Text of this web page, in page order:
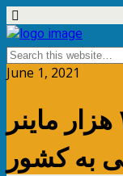
June 1, 2021
واردات رسمی ۲۰ هزار ماینر